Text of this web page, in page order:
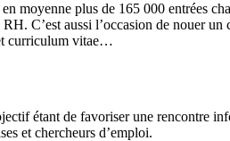
moyenne plus de 165 000 entrées
C’est aussi l’occasion de nouer
curriculum vitae…
étant de favoriser une rencontre
et chercheurs d’emploi.